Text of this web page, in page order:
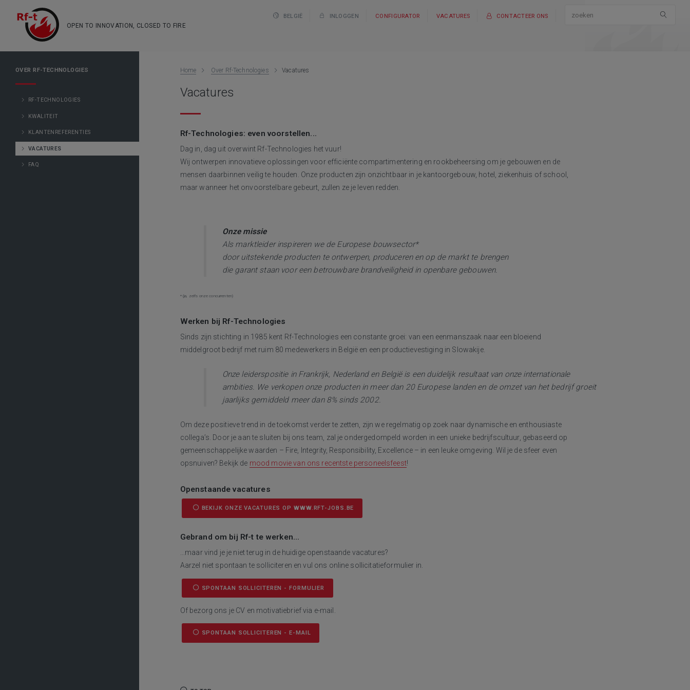
OPEN TO INNOVATION, CLOSED TO FIRE
BELGIË INLOGGEN CONFIGURATOR VACATURES CONTACTEER ONS
OVER RF-TECHNOLOGIES
RF-TECHNOLOGIES
KWALITEIT
KLANTENREFERENTIES
VACATURES
FAQ
Home Over Rf-Technologies Vacatures
Vacatures
Rf-Technologies: even voorstellen...
Dag in, dag uit overwint Rf-Technologies het vuur!
Wij ontwerpen innovatieve oplossingen voor efficiënte compartimentering en rookbeheersing om je gebouwen en de
mensen daarbinnen veilig te houden. Onze producten zijn onzichtbaar in je kantoorgebouw, hotel, ziekenhuis of school,
maar wanneer het onvoorstelbare gebeurt, zullen ze je leven redden.
Onze missie
Als marktleider inspireren we de Europese bouwsector*
door uitstekende producten te ontwerpen, produceren en op de markt te brengen
die garant staan voor een betrouwbare brandveiligheid in openbare gebouwen.
* (ja, zelfs onze concurrenten)
Werken bij Rf-Technologies
Sinds zijn stichting in 1985 kent Rf-Technologies een constante groei: van een eenmanszaak naar een bloeiend
middelgroot bedrijf met ruim 80 medewerkers in België en een productievestiging in Slowakije.
Onze leiderspositie in Frankrijk, Nederland en België is een duidelijk resultaat van onze internationale
ambities. We verkopen onze producten in meer dan 20 Europese landen en de omzet van het bedrijf groeit
jaarlijks gemiddeld meer dan 8% sinds 2002.
Om deze positieve trend in de toekomst verder te zetten, zijn we regelmatig op zoek naar dynamische en enthousiaste
collega’s. Door je aan te sluiten bij ons team, zal je ondergedompeld worden in een unieke bedrijfscultuur, gebaseerd op
gemeenschappelijke waarden – Fire, Integrity, Responsibility, Excellence – in een leuke omgeving. Wil je de sfeer even
opsnuiven? Bekijk de mood movie van ons recentste personeelsfeest!
Openstaande vacatures
BEKIJK ONZE VACATURES OP WWW.RFT-JOBS.BE
Gebrand om bij Rf-t te werken...
...maar vind je je niet terug in de huidige openstaande vacatures?
Aarzel niet spontaan te solliciteren en vul ons online sollicitatieformulier in.
SPONTAAN SOLLICITEREN - FORMULIER
Of bezorg ons je CV en motivatiebrief via e-mail.
SPONTAAN SOLLICITEREN - E-MAIL